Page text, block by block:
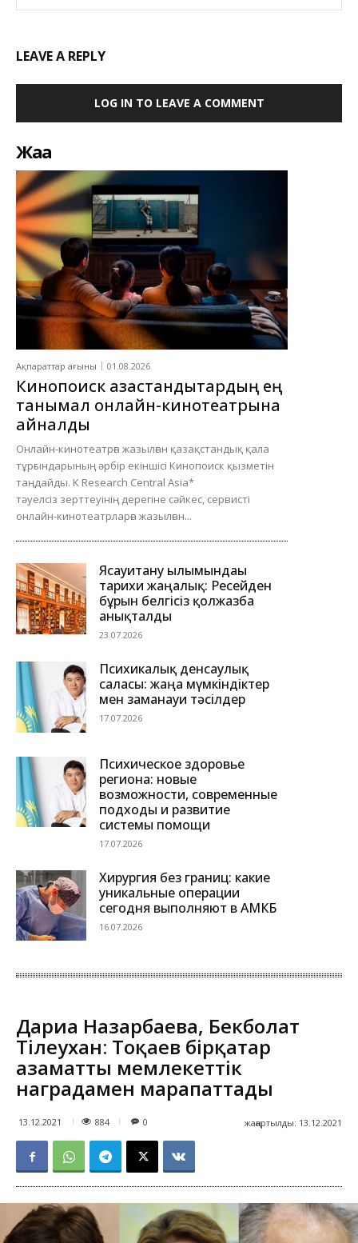
LEAVE A REPLY
LOG IN TO LEAVE A COMMENT
Жаңа
Ақпараттар ағыны 01.08.2026
Кинопоиск қазақстандықтардың ең
танымал онлайн-кинотеатрына
айналды
Онлайн-кинотеатрға жазылған қазақстандық қала
тұрғындарының әрбір екіншісі Кинопоиск қызметін
таңдайды. K Research Central Asia*
тәуелсіз зерттеуінің дерегіне сәйкес, сервисті
онлайн-кинотеатрларға жазылған...
Ясауитану ғылымындағы
тарихи жаңалық: Ресейден
бұрын белгісіз қолжазба
анықталды
23.07.2026
Психикалық денсаулық
саласы: жаңа мүмкіндіктер
мен заманауи тәсілдер
17.07.2026
Психическое здоровье
региона: новые
возможности, современные
подходы и развитие
системы помощи
17.07.2026
Хирургия без границ: какие
уникальные операции
сегодня выполняют в АМКБ
16.07.2026